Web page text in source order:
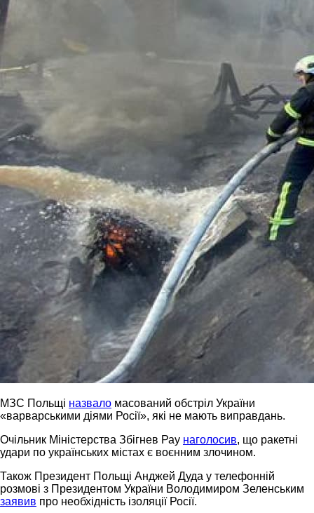
МЗС Польщі назвало масований обстріл України
«варварськими діями Росії», які не мають виправдань.
Очільник Міністерства Збігнев Рау наголосив, що ракетні
удари по українських містах є воєнним злочином.
Також Президент Польщі Анджей Дуда у телефонній
розмові з Президентом України Володимиром Зеленським
заявив про необхідність ізоляції Росії.